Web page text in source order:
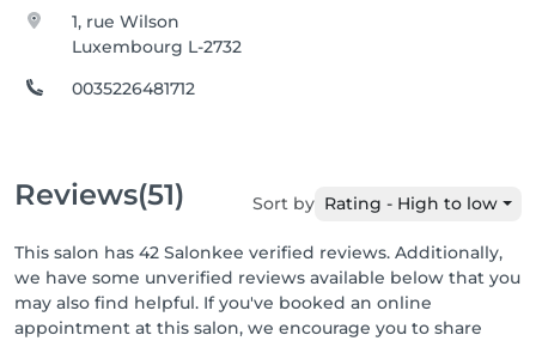
1, rue Wilson
Luxembourg L-2732
0035226481712
Reviews(51) Sort by Rating - High to low
This salon has 42 Salonkee verified reviews. Additionally,
we have some unverified reviews available below that you
may also find helpful. If you've booked an online
appointment at this salon, we encourage you to share